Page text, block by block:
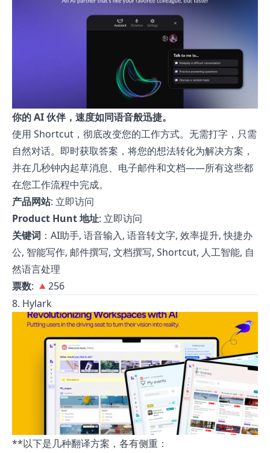
你的 AI 伙伴，速度如同语音般迅捷。
使用 Shortcut，彻底改变您的工作方式。无需打字，只需
自然对话。即时获取答案，将您的想法转化为解决方案，
并在几秒钟内起草消息、电子邮件和文档——所有这些都
在您工作流程中完成。
产品网站: 立即访问
Product Hunt 地址: 立即访问
关键词 ：AI助手, 语音输入, 语音转文字, 效率提升, 快捷办
公, 智能写作, 邮件撰写, 文档撰写, Shortcut, 人工智能, 自
然语言处理
票数: 🔺256
8. Hylark
**以下是几种翻译方案，各有侧重：